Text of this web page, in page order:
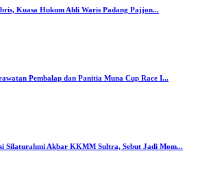
Kuasa Hukum Ahli Waris Padang Pajjon...
Pembalap dan Panitia Muna Cup Race I...
Silaturahmi Akbar KKMM Sultra, Sebut Jadi Mom...